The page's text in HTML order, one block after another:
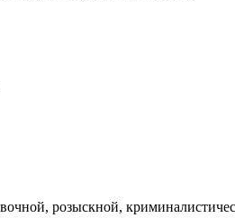
розыскной,